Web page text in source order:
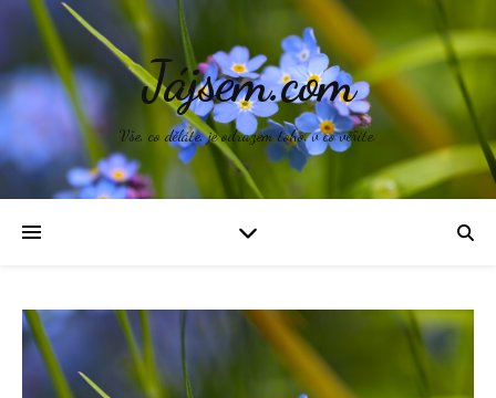
Jájsem.com
Vše, co děláte, je odrazem toho, v co věříte.